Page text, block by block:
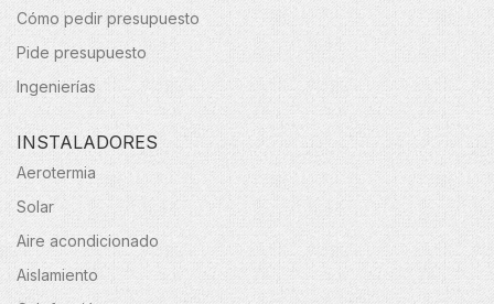
Cómo pedir presupuesto
Pide presupuesto
Ingenierías
INSTALADORES
Aerotermia
Solar
Aire acondicionado
Aislamiento